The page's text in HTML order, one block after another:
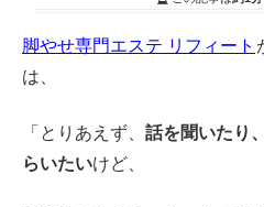
脚やせ専門エステ リフィート
は、
「とりあえず、 話を聞いたり
らいたいけど、